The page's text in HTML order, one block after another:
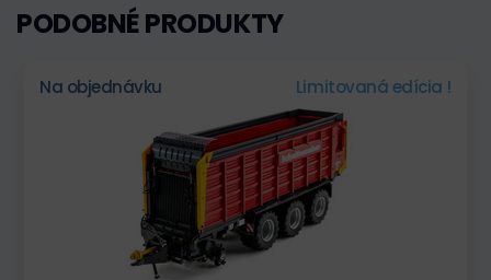
PODOBNÉ PRODUKTY
Na objednávku Limitovaná edícia !